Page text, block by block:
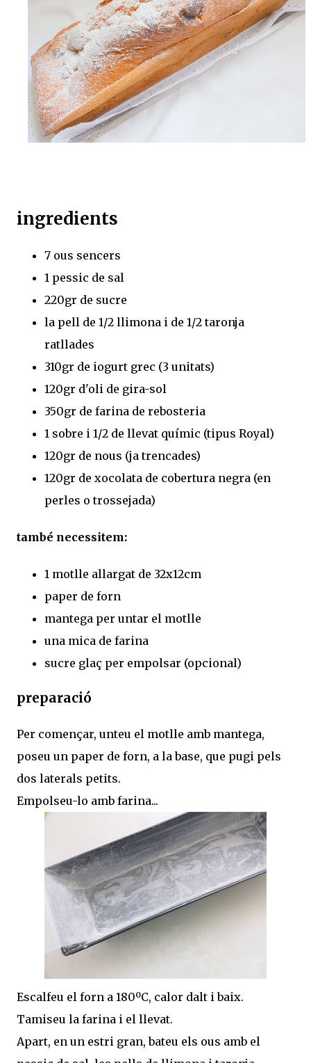
ingredients
7 ous sencers
1 pessic de sal
220gr de sucre
la pell de 1/2 llimona i de 1/2 taronja
ratllades
310gr de iogurt grec (3 unitats)
120gr d'oli de gira-sol
350gr de farina de rebosteria
1 sobre i 1/2 de llevat químic (tipus Royal)
120gr de nous (ja trencades)
120gr de xocolata de cobertura negra (en
perles o trossejada)
també necessitem:
1 motlle allargat de 32x12cm
paper de forn
mantega per untar el motlle
una mica de farina
sucre glaç per empolsar (opcional)
preparació
Per començar, unteu el motlle amb mantega,
poseu un paper de forn, a la base, que pugi pels
dos laterals petits.
Empolseu-lo amb farina...
Escalfeu el forn a 180ºC, calor dalt i baix.
Tamiseu la farina i el llevat.
Apart, en un estri gran, bateu els ous amb el